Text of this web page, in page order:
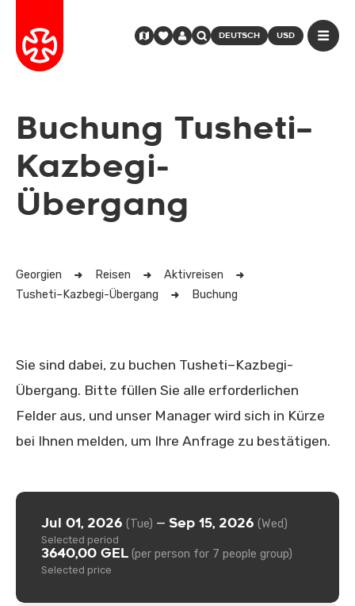
DEUTSCH USD
Buchung Tusheti–
Kazbegi-
Übergang
Georgien Reisen
Aktivreisen
Tusheti–Kazbegi-Übergang
Buchung
Sie sind dabei, zu buchen Tusheti–Kazbegi-
Übergang. Bitte füllen Sie alle erforderlichen
Felder aus, und unser Manager wird sich in Kürze
bei Ihnen melden, um Ihre Anfrage zu bestätigen.
Jul 01, 2026 (Tue) — Sep 15, 2026 (Wed)
Selected period
3640,00 GEL (per person for 7 people group)
Selected price